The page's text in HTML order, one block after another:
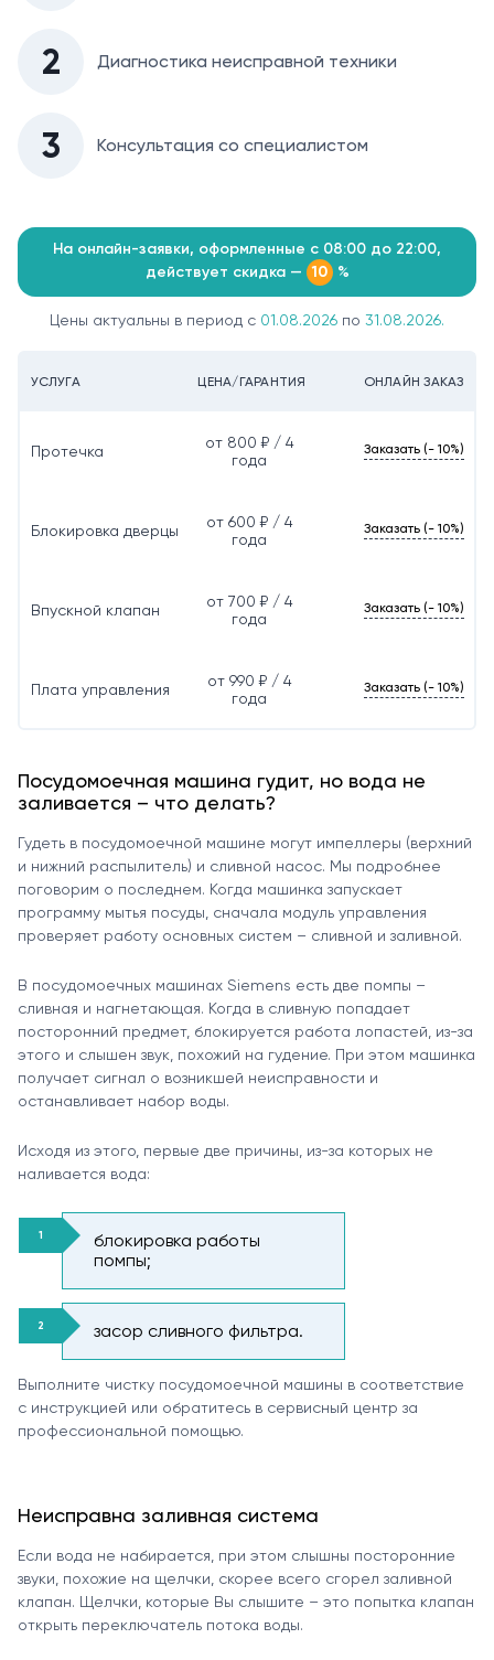
2 Диагностика неисправной техники
3 Консультация со специалистом
На онлайн-заявки, оформленные с 08:00 до 22:00,
действует скидка — 10 %
Цены актуальны в период с 01.08.2026 по 31.08.2026.
УСЛУГА ЦЕНА/ГАРАНТИЯ ОНЛАЙН ЗАКАЗ
Протечка
от 800 ₽ / 4
года
Заказать (- 10%)
Блокировка дверцы
от 600 ₽ / 4
года
Заказать (- 10%)
Впускной клапан
от 700 ₽ / 4
года
Заказать (- 10%)
Плата управления
от 990 ₽ / 4
года
Заказать (- 10%)
Посудомоечная машина гудит, но вода не
заливается – что делать?
Гудеть в посудомоечной машине могут импеллеры (верхний
и нижний распылитель) и сливной насос. Мы подробнее
поговорим о последнем. Когда машинка запускает
программу мытья посуды, сначала модуль управления
проверяет работу основных систем – сливной и заливной.
В посудомоечных машинах Siemens есть две помпы –
сливная и нагнетающая. Когда в сливную попадает
посторонний предмет, блокируется работа лопастей, из-за
этого и слышен звук, похожий на гудение. При этом машинка
получает сигнал о возникшей неисправности и
останавливает набор воды.
Исходя из этого, первые две причины, из-за которых не
наливается вода:
блокировка работы
помпы;
засор сливного фильтра.
Выполните чистку посудомоечной машины в соответствие
с инструкцией или обратитесь в сервисный центр за
профессиональной помощью.
Неисправна заливная система
Если вода не набирается, при этом слышны посторонние
звуки, похожие на щелчки, скорее всего сгорел заливной
клапан. Щелчки, которые Вы слышите – это попытка клапан
открыть переключатель потока воды.